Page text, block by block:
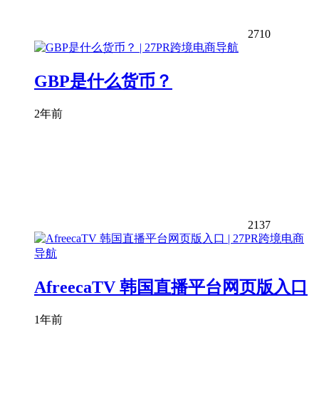
2710
GBP是什么货币？
2年前
2137
AfreecaTV 韩国直播平台网页版入口
1年前